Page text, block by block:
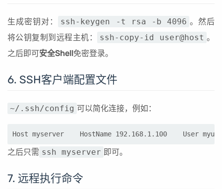
生成密钥对： ssh-keygen -t rsa -b 4096 。然后
将公钥复制到远程主机：
ssh-copy-id user@host 。
之后即可安全Shell免密登录。
6. SSH客户端配置文件
~/.ssh/config 可以简化连接，例如：
Host myserver    HostName 192.168.1.100    User
之后只需 ssh myserver 即可。
7. 远程执行命令